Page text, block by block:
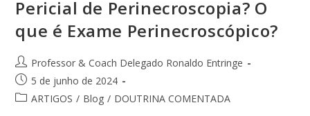
Pericial de Perinecroscopia? O
que é Exame Perinecroscópico?
Professor & Coach Delegado Ronaldo Entringe
5 de junho de 2024
ARTIGOS / Blog / DOUTRINA COMENTADA